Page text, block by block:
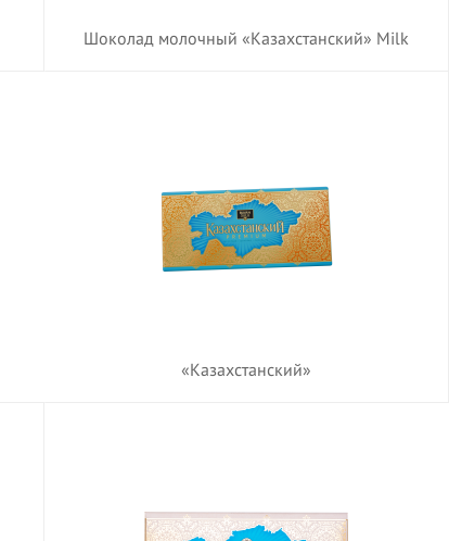
Шоколад молочный «Казахстанский» Milk
«Казахстанский»